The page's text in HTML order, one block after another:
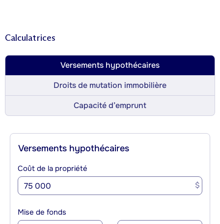
Calculatrices
Versements hypothécaires
Droits de mutation immobilière
Capacité d’emprunt
Versements hypothécaires
Coût de la propriété
$
Mise de fonds